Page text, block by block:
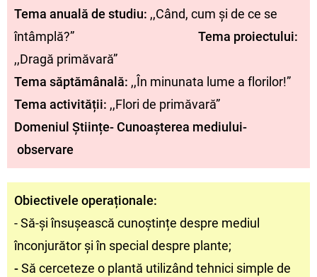
Tema anuală de studiu: ,,Când, cum și de ce se
întâmplă?”
Tema proiectului:
,,Dragă primăvară”
Tema săptămânală: ,,În minunata lume a florilor!”
Tema activității: ,,Flori de primăvară”
Domeniul Științe- Cunoașterea mediului-
observare
Obiectivele operaționale:
- Să-și însușească cunoștințe despre mediul
înconjurător și în special despre plante;
-Să cerceteze o plantă utilizând tehnici simple de